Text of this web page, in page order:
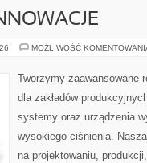
MOŻLIWOŚĆ
Tworzymy zaawansowane
dla zakładów
systemy oraz urządzenia
wysokiego ciśnienia.
na projektowaniu,